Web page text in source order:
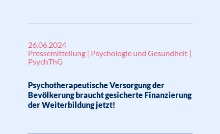
26.06.2024
Pressemitteilung | Psychologie und Gesundheit |
PsychThG
Psychotherapeutische Versorgung der
Bevölkerung braucht gesicherte Finanzierung
der Weiterbildung jetzt!